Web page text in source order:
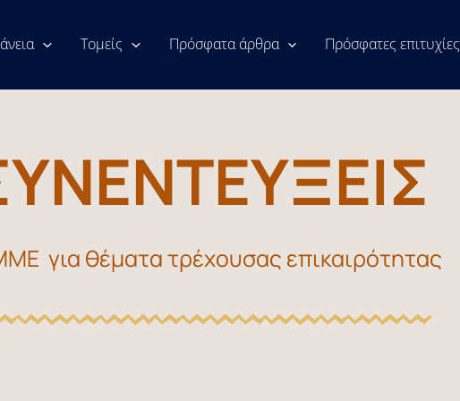
Τομείς Πρόσφατα άρθρα Πρόσφατες επιτυχίες
για θέματα τρέχουσας επικαιρότητας